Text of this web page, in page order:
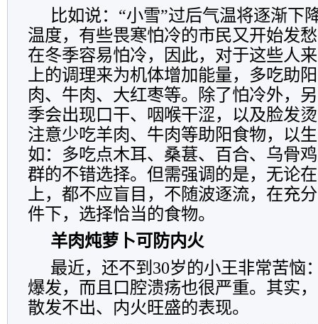
比如说：“小雪”过后气温将逐渐下
温度，有些畏寒怕冷的市民又开始发
在冬季容易怕冷，因此，对于这些人
上的调理来为机体增加能量，多吃助
肉、牛肉、大红枣等。除了怕冷外，
季会出现口干、咽喉干涩，以及脸发
注意少吃羊肉、牛肉等助阳食物，以
如：多吃点木耳、桑葚、百合、乌骨
群的不错选择。但需强调的是，无论
上，都不应盲目，不随波逐流，在充
件下，选择恰当的食物。
羊肉炖萝卜可防内火
最近，还不到30岁的小王非常苦恼
爆发，而且口腔溃疡也很严重。其实
散发不出、内火旺盛的表现。